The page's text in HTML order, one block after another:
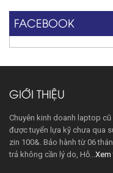
FACEBOOK
GIỚI THIỆU
Chuyên kinh doanh laptop
được tuyển lựa kỹ chưa qua
zin 100&. Bảo hành từ 06
trả không cần lý do, Hỗ... Xem